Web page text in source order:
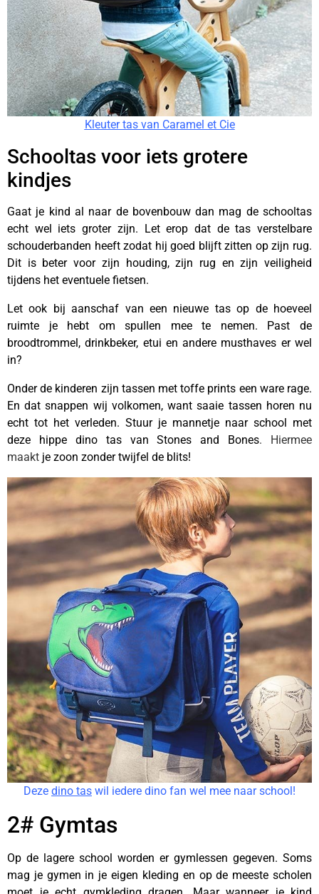
Kleuter tas van Caramel et Cie
Schooltas voor iets grotere
kindjes
Gaat je kind al naar de bovenbouw dan mag de schooltas
echt wel iets groter zijn. Let erop dat de tas verstelbare
schouderbanden heeft zodat hij goed blijft zitten op zijn rug.
Dit is beter voor zijn houding, zijn rug en zijn veiligheid
tijdens het eventuele fietsen.
Let ook bij aanschaf van een nieuwe tas op de hoeveel
ruimte je hebt om spullen mee te nemen. Past de
broodtrommel, drinkbeker, etui en andere musthaves er wel
in?
Onder de kinderen zijn tassen met toffe prints een ware rage.
En dat snappen wij volkomen, want saaie tassen horen nu
echt tot het verleden. Stuur je mannetje naar school met
deze hippe dino tas van Stones and Bones. Hiermee
maakt je zoon zonder twijfel de blits!
Deze dino tas wil iedere dino fan wel mee naar school!
2# Gymtas
Op de lagere school worden er gymlessen gegeven. Soms
mag je gymen in je eigen kleding en op de meeste scholen